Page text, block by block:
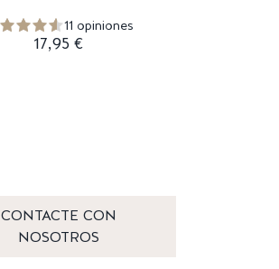
11 opiniones
17,95 €
CONTACTE CON
NOSOTROS